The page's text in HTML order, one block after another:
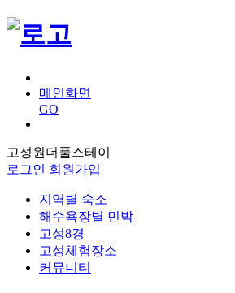
메인화면
GO
고성원더풀스테이
로그인 회원가입
지역별 숙소
해수욕장별 민박
고성8경
고성체험장소
커뮤니티